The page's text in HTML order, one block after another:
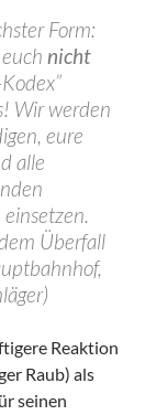
Form:
nicht
Wir werden
eure
alle
Überfall
Reaktion
Raub) als
seinen